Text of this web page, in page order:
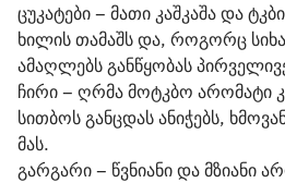
ცუკატები – მათი კაშკაშა და
ხილის თამაშს და, როგორც
ამაღლებს განწყობას
ჩირი – ღრმა მოტკბო არომატი
სითბოს განცდას ანიჭებს,
მას.
გარგარი – წვნიანი და მზიანი